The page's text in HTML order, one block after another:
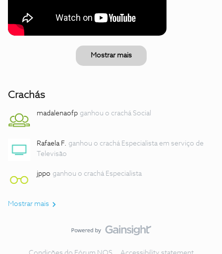
Mostrar mais
Crachás
madalenaofp ganhou o crachá Social
Rafaela F. ganhou o crachá Especialista em serviço de
Televisão
jppo ganhou o crachá Especialista
Mostrar mais